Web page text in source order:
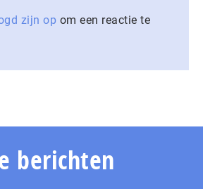
zijn op om een reactie te
berichten